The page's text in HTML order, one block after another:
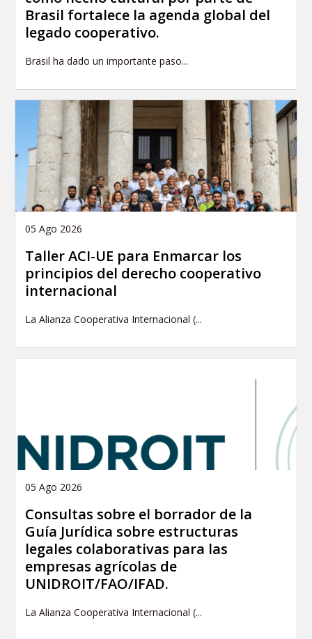
Brasil fortalece la agenda global del
legado cooperativo.
Brasil ha dado un importante paso...
05 Ago 2026
Taller ACI-UE para Enmarcar los
principios del derecho cooperativo
internacional
La Alianza Cooperativa Internacional (...
05 Ago 2026
Consultas sobre el borrador de la
Guía Jurídica sobre estructuras
legales colaborativas para las
empresas agrícolas de
UNIDROIT/FAO/IFAD.
La Alianza Cooperativa Internacional (...